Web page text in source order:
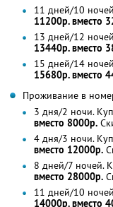
11 дней/10
11200р. вместо
13 дней/12
13440р. вместо
15 дней/14
15680р. вместо
Проживание в
3 дня/2 ночи.
вместо 8000р.
4 дня/3 ночи.
вместо 12000р.
8 дней/7 ночей.
вместо 28000р.
11 дней/10
14000р. вместо